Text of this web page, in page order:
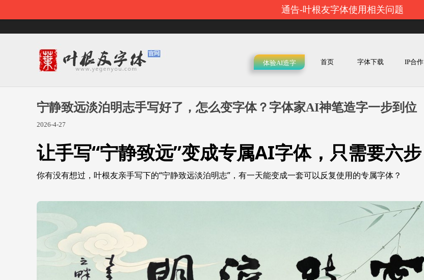
通告-叶根友字体使用相关问题
体验AI造字 首页 字体下载 IP合作
宁静致远淡泊明志手写好了，怎么变字体？字体家AI神笔造字一步到位
2026-4-27
让手写“宁静致远”变成专属AI字体，只需要六步
你有没有想过，叶根友亲手写下的“宁静致远淡泊明志”，有一天能变成一套可以反复使用的专属字体？